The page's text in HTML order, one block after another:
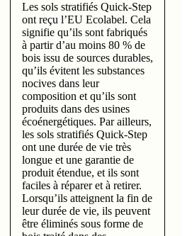
Les sols stratifiés Quick-Step
ont reçu l’EU Ecolabel. Cela
signifie qu’ils sont fabriqués
à partir d’au moins 80 % de
bois issu de sources durables,
qu’ils évitent les substances
nocives dans leur
composition et qu’ils sont
produits dans des usines
écoénergétiques. Par ailleurs,
les sols stratifiés Quick-Step
ont une durée de vie très
longue et une garantie de
produit étendue, et ils sont
faciles à réparer et à retirer.
Lorsqu’ils atteignent la fin de
leur durée de vie, ils peuvent
être éliminés sous forme de